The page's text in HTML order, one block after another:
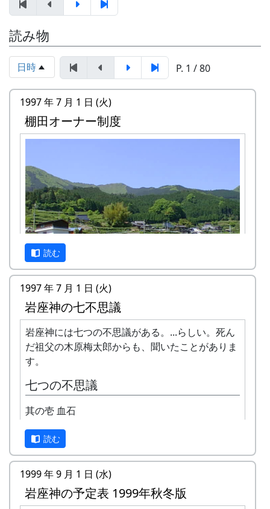
読み物
日時 P. 1 / 80
1997 年 7 月 1 日 (火)
棚田オーナー制度
岩座神は「日本の棚田百選」にも選ばれた棚田の
村です。
1997年から岩座神では「棚田オーナー制度」が始
まりました。
「棚田」とはどんなものか、「棚田オーナー制
度」とはどういうものか、ちょっと見ていって下
※ 以下は、主として1997年に作成し、1998年、
1999年、2002年に若干の加筆を行ったもので
す。
棚田オーナー制度とは
読む
1997 年 7 月 1 日 (火)
岩座神の七不思議
岩座神には七つの不思議がある。...らしい。死ん
だ祖父の木原梅太郎からも、聞いたことがありま
す。
七つの不思議
其の壱 血石
読む
1999 年 9 月 1 日 (水)
岩座神の予定表 1999年秋冬版